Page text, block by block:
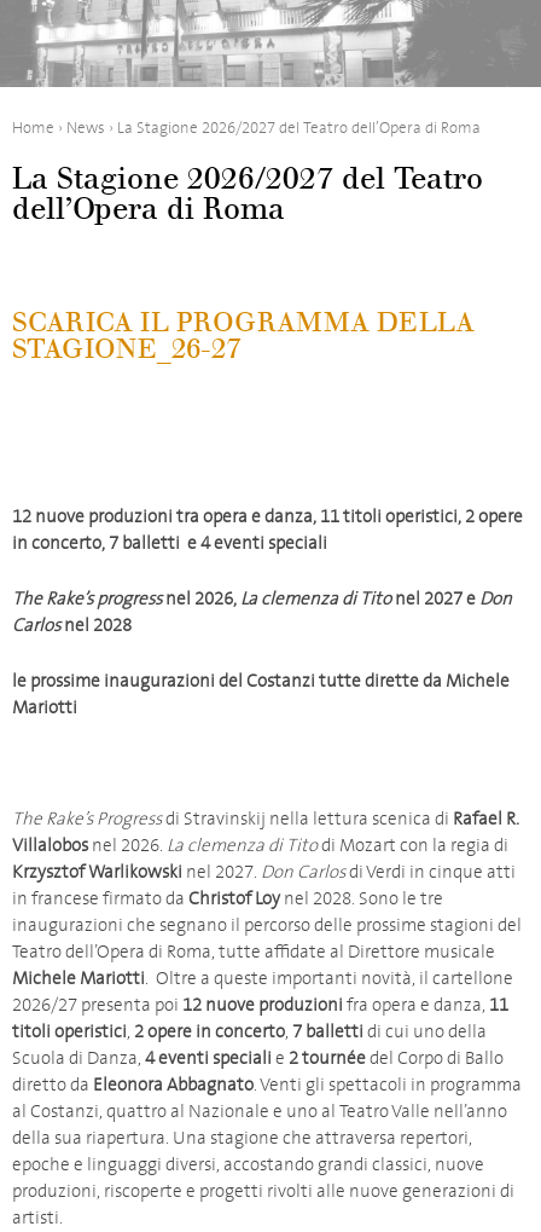
Home › News › La Stagione 2026/2027 del Teatro dell’Opera di Roma
La Stagione 2026/2027 del Teatro
dell’Opera di Roma
SCARICA IL PROGRAMMA DELLA
STAGIONE_26-27
12 nuove produzioni tra opera e danza, 11 titoli operistici, 2 opere
in concerto, 7 balletti e 4 eventi speciali
The Rake’s progressnel 2026, La clemenza di Titonel 2027 e Don
Carlosnel 2028
le prossime inaugurazioni del Costanzi tutte dirette da Michele
Mariotti
The Rake’s Progressdi Stravinskij nella lettura scenica di Rafael R.
Villalobosnel 2026. La clemenza di Titodi Mozart con la regia di
Krzysztof Warlikowski nel 2027. Don Carlosdi Verdi in cinque atti
in francese firmato da Christof Loynel 2028. Sono le tre
inaugurazioni che segnano il percorso delle prossime stagioni del
Teatro dell’Opera di Roma, tutte affidate al Direttore musicale
Michele Mariotti. Oltre a queste importanti novità, il cartellone
2026/27 presenta poi 12 nuove produzioni fra opera e danza, 11
titoli operistici, 2 opere in concerto, 7 balletti di cui uno della
Scuola di Danza, 4 eventi speciali e 2 tournéedel Corpo di Ballo
diretto da Eleonora Abbagnato. Venti gli spettacoli in programma
al Costanzi, quattro al Nazionale e uno al Teatro Valle nell’anno
della sua riapertura. Una stagione che attraversa repertori,
epoche e linguaggi diversi, accostando grandi classici, nuove
produzioni, riscoperte e progetti rivolti alle nuove generazioni di
artisti.